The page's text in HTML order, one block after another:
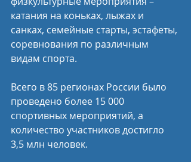
катания на коньках, лыжах и
санках, семейные старты, эстафеты,
соревнования по различным
видам спорта.
Всего в 85 регионах России было
проведено более 15 000
спортивных мероприятий, а
количество участников достигло
3,5 млн человек.